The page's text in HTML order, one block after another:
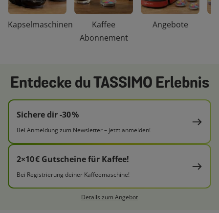
Kapselmaschinen
Kaffee
Abonnement
Angebote
Entdecke du TASSIMO Erlebnis
Sichere dir -30 %
Bei Anmeldung zum Newsletter – jetzt anmelden!
2×10 € Gutscheine für Kaffee!
Bei Registrierung deiner Kaffeemaschine!
Details zum Angebot